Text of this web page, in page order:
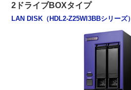
2ドライブBOXタイプ
LAN DISK（HDL2-Z25WI3BBシリーズ）